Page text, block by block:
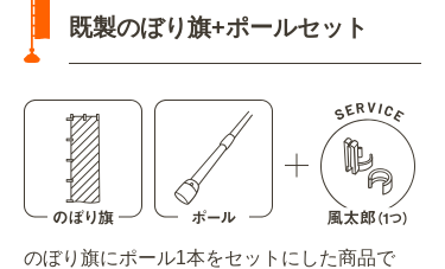
既製のぼり旗+ポールセット
のぼり旗にポール1本をセットにした商品で